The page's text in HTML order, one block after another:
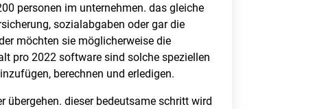
personen im unternehmen. das gleiche
sozialabgaben oder gar die
möchten sie möglicherweise die
pro 2022 software sind solche speziellen
berechnen und erledigen.
übergehen. dieser bedeutsame schritt wird